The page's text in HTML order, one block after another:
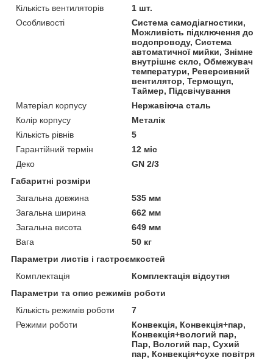
Кількість вентиляторів
1 шт.
Особливості
Система самодіагностики,
Можливість підключення до
водопроводу, Система
автоматичної мийки, Знімне
внутрішнє скло, Обмежувач
температури, Реверсивний
вентилятор, Термощуп,
Таймер, Підсвічування
Матеріал корпусу
Нержавіюча сталь
Колір корпусу
Металік
Кількість рівнів
5
Гарантійний термін
12 міс
Деко
GN 2/3
Габаритні розміри
Загальна довжина
535 мм
Загальна ширина
662 мм
Загальна висота
649 мм
Вага
50 кг
Параметри листів і гастроємкостей
Комплектація
Комплектація відсутня
Параметри та опис режимів роботи
Кількість режимів роботи
7
Режими роботи
Конвекція, Конвекція+пар,
Конвекція+вологий пар,
Пар, Вологий пар, Сухий
пар, Конвекція+сухе повітря